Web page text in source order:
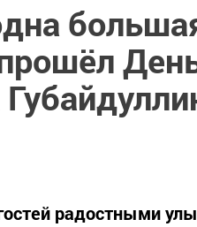
радостными